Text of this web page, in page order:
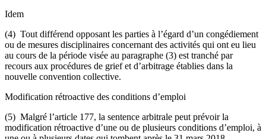
Idem
(4) Tout différend opposant les parties à l’égard d’un congédiement
ou de mesures disciplinaires concernant des activités qui ont eu lieu
au cours de la période visée au paragraphe (3) est tranché par
recours aux procédures de grief et d’arbitrage établies dans la
nouvelle convention collective.
Modification rétroactive des conditions d’emploi
(5) Malgré l’article 177, la sentence arbitrale peut prévoir la
modification rétroactive d’une ou de plusieurs conditions d’emploi, à